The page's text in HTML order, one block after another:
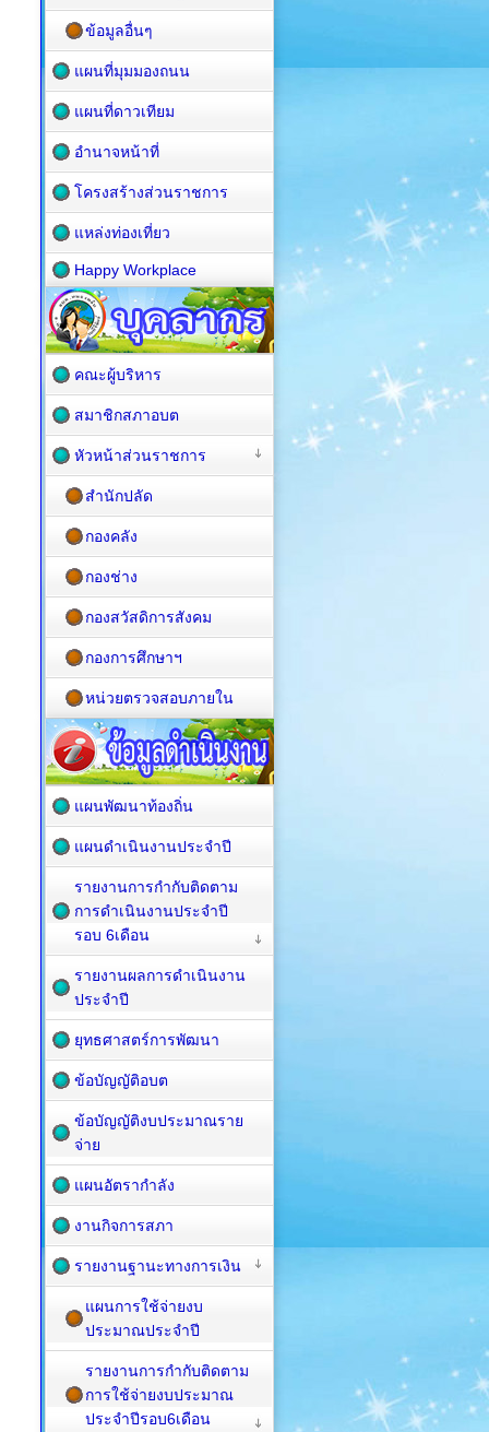
ข้อมูลอื่นๆ
แผนที่มุมมองถนน
แผนที่ดาวเทียม
อำนาจหน้าที่
โครงสร้างส่วนราชการ
แหล่งท่องเที่ยว
Happy Workplace
คณะผู้บริหาร
สมาชิกสภาอบต
หัวหน้าส่วนราชการ
สำนักปลัด
กองคลัง
กองช่าง
กองสวัสดิการสังคม
กองการศึกษาฯ
หน่วยตรวจสอบภายใน
แผนพัฒนาท้องถิ่น
แผนดำเนินงานประจำปี
รายงานการกำกับติดตาม
การดำเนินงานประจำปี
รอบ 6เดือน
รายงานผลการดำเนินงาน
ประจำปี
ยุทธศาสตร์การพัฒนา
ข้อบัญญัติอบต
ข้อบัญญัติงบประมาณราย
จ่าย
แผนอัตรากำลัง
งานกิจการสภา
รายงานฐานะทางการเงิน
แผนการใช้จ่ายงบ
ประมาณประจำปี
รายงานการกำกับติดตาม
การใช้จ่ายงบประมาณ
ประจำปีรอบ6เดือน